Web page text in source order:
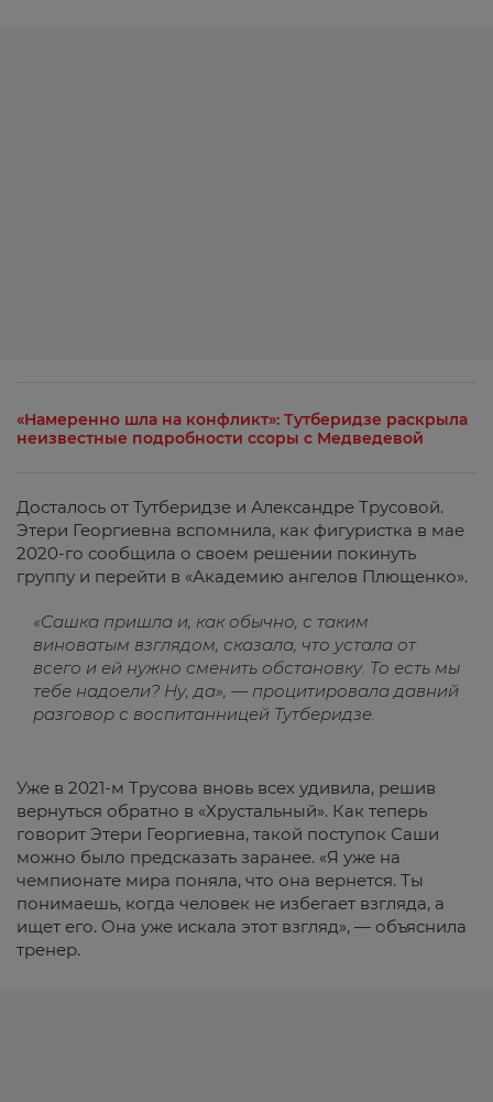
«Намеренно шла на конфликт»: Тутберидзе раскрыла
неизвестные подробности ссоры с Медведевой
Досталось от Тутберидзе и Александре Трусовой.
Этери Георгиевна вспомнила, как фигуристка в мае
2020-го сообщила о своем решении покинуть
группу и перейти в «Академию ангелов Плющенко».
«Сашка пришла и, как обычно, с таким
виноватым взглядом, сказала, что устала от
всего и ей нужно сменить обстановку. То есть мы
тебе надоели? Ну, да», — процитировала давний
разговор с воспитанницей Тутберидзе.
Уже в 2021-м Трусова вновь всех удивила, решив
вернуться обратно в «Хрустальный». Как теперь
говорит Этери Георгиевна, такой поступок Саши
можно было предсказать заранее. «Я уже на
чемпионате мира поняла, что она вернется. Ты
понимаешь, когда человек не избегает взгляда, а
ищет его. Она уже искала этот взгляд», — объяснила
тренер.